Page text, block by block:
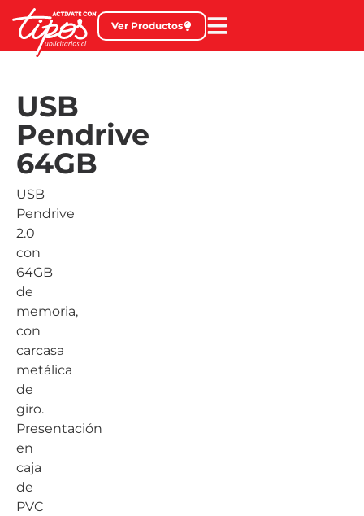
Ver Productos
USB
Pendrive
64GB
USB
Pendrive
2.0
con
64GB
de
memoria,
con
carcasa
metálica
de
giro.
Presentación
en
caja
de
PVC